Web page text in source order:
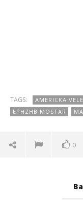
TAGS:
AMERICKA
EPHZHB MOSTAR
0